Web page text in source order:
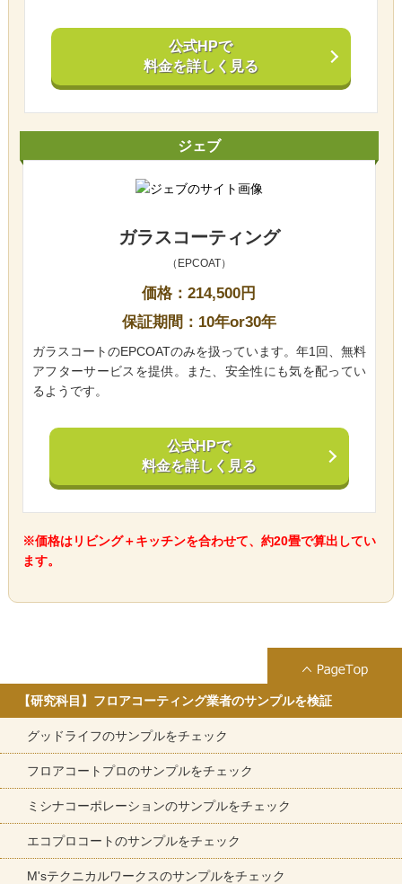
公式HPで
料金を詳しく見る
ジェブ
ガラスコーティング
（EPCOAT）
価格：214,500円
保証期間：10年or30年
ガラスコートのEPCOATのみを扱っています。年1回、無料
アフターサービスを提供。また、安全性にも気を配ってい
るようです。
公式HPで
料金を詳しく見る
※価格はリビング＋キッチンを合わせて、約20畳で算出してい
ます。
【研究科目】フロアコーティング業者のサンプルを検証
グッドライフのサンプルをチェック
フロアコートプロのサンプルをチェック
ミシナコーポレーションのサンプルをチェック
エコプロコートのサンプルをチェック
M'sテクニカルワークスのサンプルをチェック